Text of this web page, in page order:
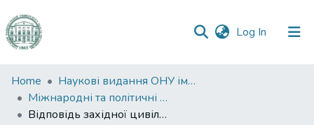
Log In (current)
Communities
&
Collections
Home
Наукові видання ОНУ імені І. І. Мечникова
Міжнародні та політичні дослідження
Відповідь західної цивілізації на сучасні безпекові виклики за законом виклика\відповіді та роль ядерного стримування